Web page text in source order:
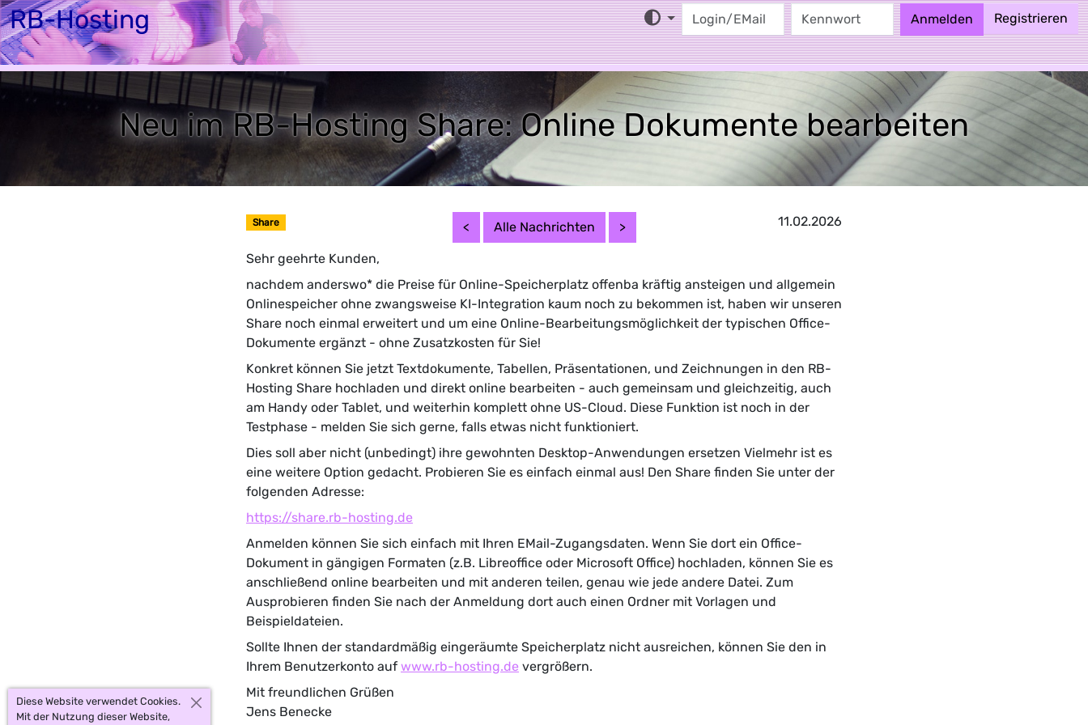
RB-Hosting Anmelden Registrieren
Home Webhosting EMail MX Cloud News Impressum AGB Hilfe/FAQ
Neu im RB-Hosting Share: Online Dokumente bearbeiten
Share < Alle Nachrichten > 11.02.2026
Sehr geehrte Kunden,
nachdem anderswo* die Preise für Online-Speicherplatz offenba kräftig ansteigen und allgemein
Onlinespeicher ohne zwangsweise KI-Integration kaum noch zu bekommen ist, haben wir unseren
Share noch einmal erweitert und um eine Online-Bearbeitungsmöglichkeit der typischen Office-
Dokumente ergänzt - ohne Zusatzkosten für Sie!
Konkret können Sie jetzt Textdokumente, Tabellen, Präsentationen, und Zeichnungen in den RB-
Hosting Share hochladen und direkt online bearbeiten - auch gemeinsam und gleichzeitig, auch
am Handy oder Tablet, und weiterhin komplett ohne US-Cloud. Diese Funktion ist noch in der
Testphase - melden Sie sich gerne, falls etwas nicht funktioniert.
Dies soll aber nicht (unbedingt) ihre gewohnten Desktop-Anwendungen ersetzen Vielmehr ist es
eine weitere Option gedacht. Probieren Sie es einfach einmal aus! Den Share finden Sie unter der
folgenden Adresse:
https://share.rb-hosting.de
Anmelden können Sie sich einfach mit Ihren EMail-Zugangsdaten. Wenn Sie dort ein Office-
Dokument in gängigen Formaten (z.B. Libreoffice oder Microsoft Office) hochladen, können Sie es
anschließend online bearbeiten und mit anderen teilen, genau wie jede andere Datei. Zum
Ausprobieren finden Sie nach der Anmeldung dort auch einen Ordner mit Vorlagen und
Beispieldateien.
Sollte Ihnen der standardmäßig eingeräumte Speicherplatz nicht ausreichen, können Sie den in
Ihrem Benutzerkonto auf www.rb-hosting.de vergrößern.
Mit freundlichen Grüßen
Jens Benecke
Diese Website verwendet Cookies.
Mit der Nutzung dieser Website,